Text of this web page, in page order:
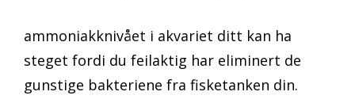
ammoniakknivået i akvariet ditt kan ha
steget fordi du feilaktig har eliminert de
gunstige bakteriene fra fisketanken din.